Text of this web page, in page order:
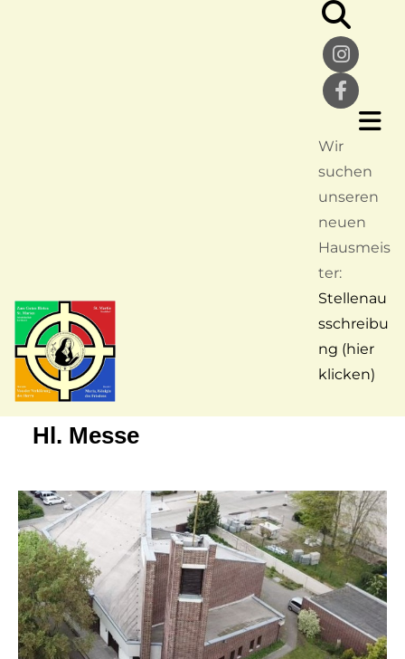
Wir
suchen
unseren
neuen
Hausmeis
ter:
Stellenau
sschreibu
ng (hier
klicken)
Hl. Messe